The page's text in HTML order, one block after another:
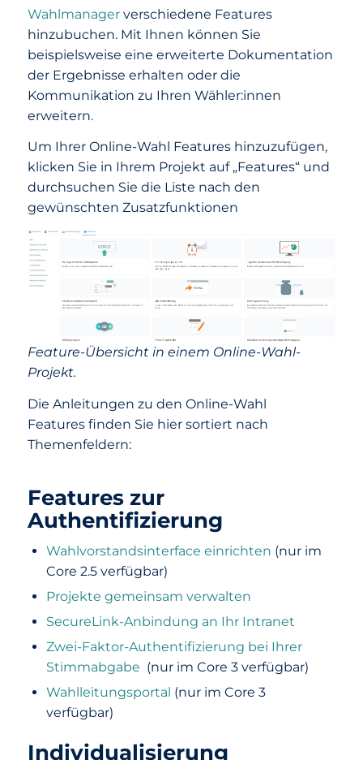
Wahlmanagerverschiedene Features
hinzubuchen. Mit Ihnen können Sie
beispielsweise eine erweiterte Dokumentation
der Ergebnisse erhalten oder die
Kommunikation zu Ihren Wähler:innen
erweitern.
Um Ihrer Online-Wahl Features hinzuzufügen,
klicken Sie in Ihrem Projekt auf „Features“ und
durchsuchen Sie die Liste nach den
gewünschten Zusatzfunktionen
Feature-Übersicht in einem Online-Wahl-
Projekt.
Die Anleitungen zu den Online-Wahl
Features finden Sie hier sortiert nach
Themenfeldern:
Features zur
Authentifizierung
Wahlvorstandsinterface einrichten (nur im
Core 2.5 verfügbar)
Projekte gemeinsam verwalten
SecureLink-Anbindung an Ihr Intranet
Zwei-Faktor-Authentifizierung bei Ihrer
Stimmabgabe (nur im Core 3 verfügbar)
Wahlleitungsportal (nur im Core 3
verfügbar)
Individualisierung